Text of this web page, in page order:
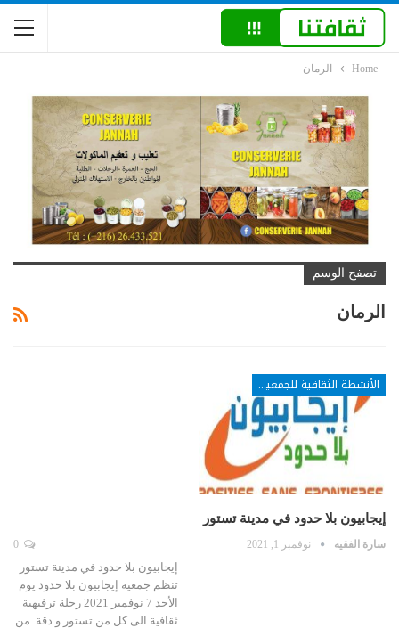
Home الرمان
تصفح الوسم
الرمان
الأنشطة الثقافية للجمعيات
إيجابيون بلا حدود في مدينة تستور
سارة الفقيه نوفمبر 1, 2021
إيجابيون بلا حدود في مدينة تستور
تنظم جمعية إيجابيون بلا حدود يوم
الأحد 7 نوفمبر 2021 رحلة ترفيهية
ثقافية الى كل من تستور و دقة من